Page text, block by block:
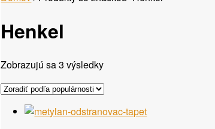
Henkel
Zobrazujú sa 3 výsledkyZoradené
popularity